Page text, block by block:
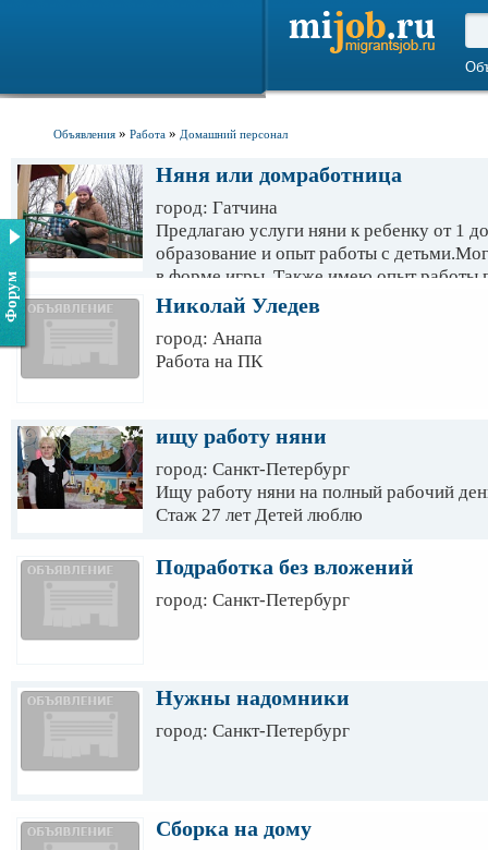
Форум
Объявления » Работа » Домашний персонал
Няня или домработница
город: Гатчина
Предлагаю услуги няни к ребенку от 1
образование и опыт работы с
в форме игры. Также имею опыт работы
уборкам.Ищу семью без финансовых
Гатчина,Пушкин,п-к
Николай Уледев
город: Анапа
Работа на ПК
ищу работу няни
город: Санкт-Петербург
Ищу работу няни на полный рабочий
Стаж 27 лет Детей люблю
Подработка без вложений
город: Санкт-Петербург
Нужны надомники
город: Санкт-Петербург
Сборка на дому